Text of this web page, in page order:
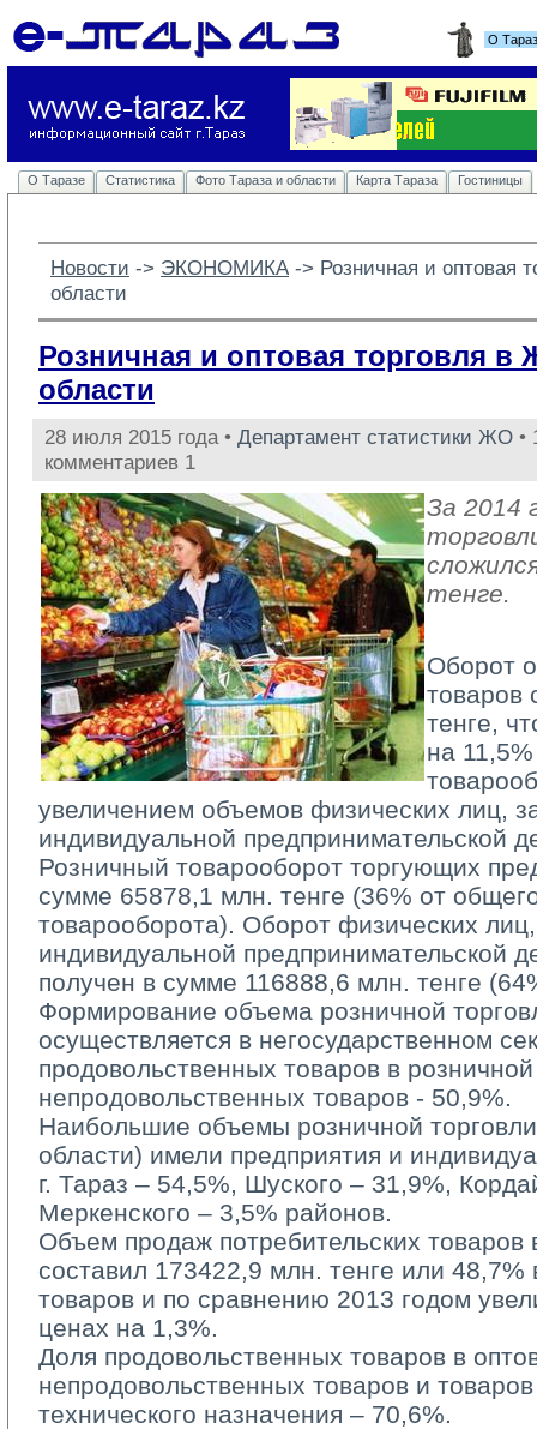
О
О Таразе Статистика Фото Тараза и области Карта Тараза Гостиницы
Новости -> ЭКОНОМИКА -> Розничная и оптовая
области
Розничная и оптовая торговля
области
28 июля 2015 года • Департамент статистики ЖО •
комментариев 1
За 2014
тенге.
Оборот
товаров
тенге,
на
увеличением объемов физических лиц,
индивидуальной предпринимательской
Розничный товарооборот торгующих
сумме 65878,1 млн. тенге (36% от
товарооборота). Оборот физических
индивидуальной предпринимательской
получен в сумме 116888,6 млн. тенге
Формирование объема розничной
осуществляется в негосударственном
продовольственных товаров в
непродовольственных товаров - 50,9%.
Наибольшие объемы розничной
области) имели предприятия и
г. Тараз – 54,5%, Шуского – 31,9%,
Меркенского – 3,5% районов.
Объем продаж потребительских товаров
составил 173422,9 млн. тенге или
товаров и по сравнению 2013 годом
ценах на 1,3%.
Доля продовольственных товаров в
непродовольственных товаров и
технического назначения – 70,6%.